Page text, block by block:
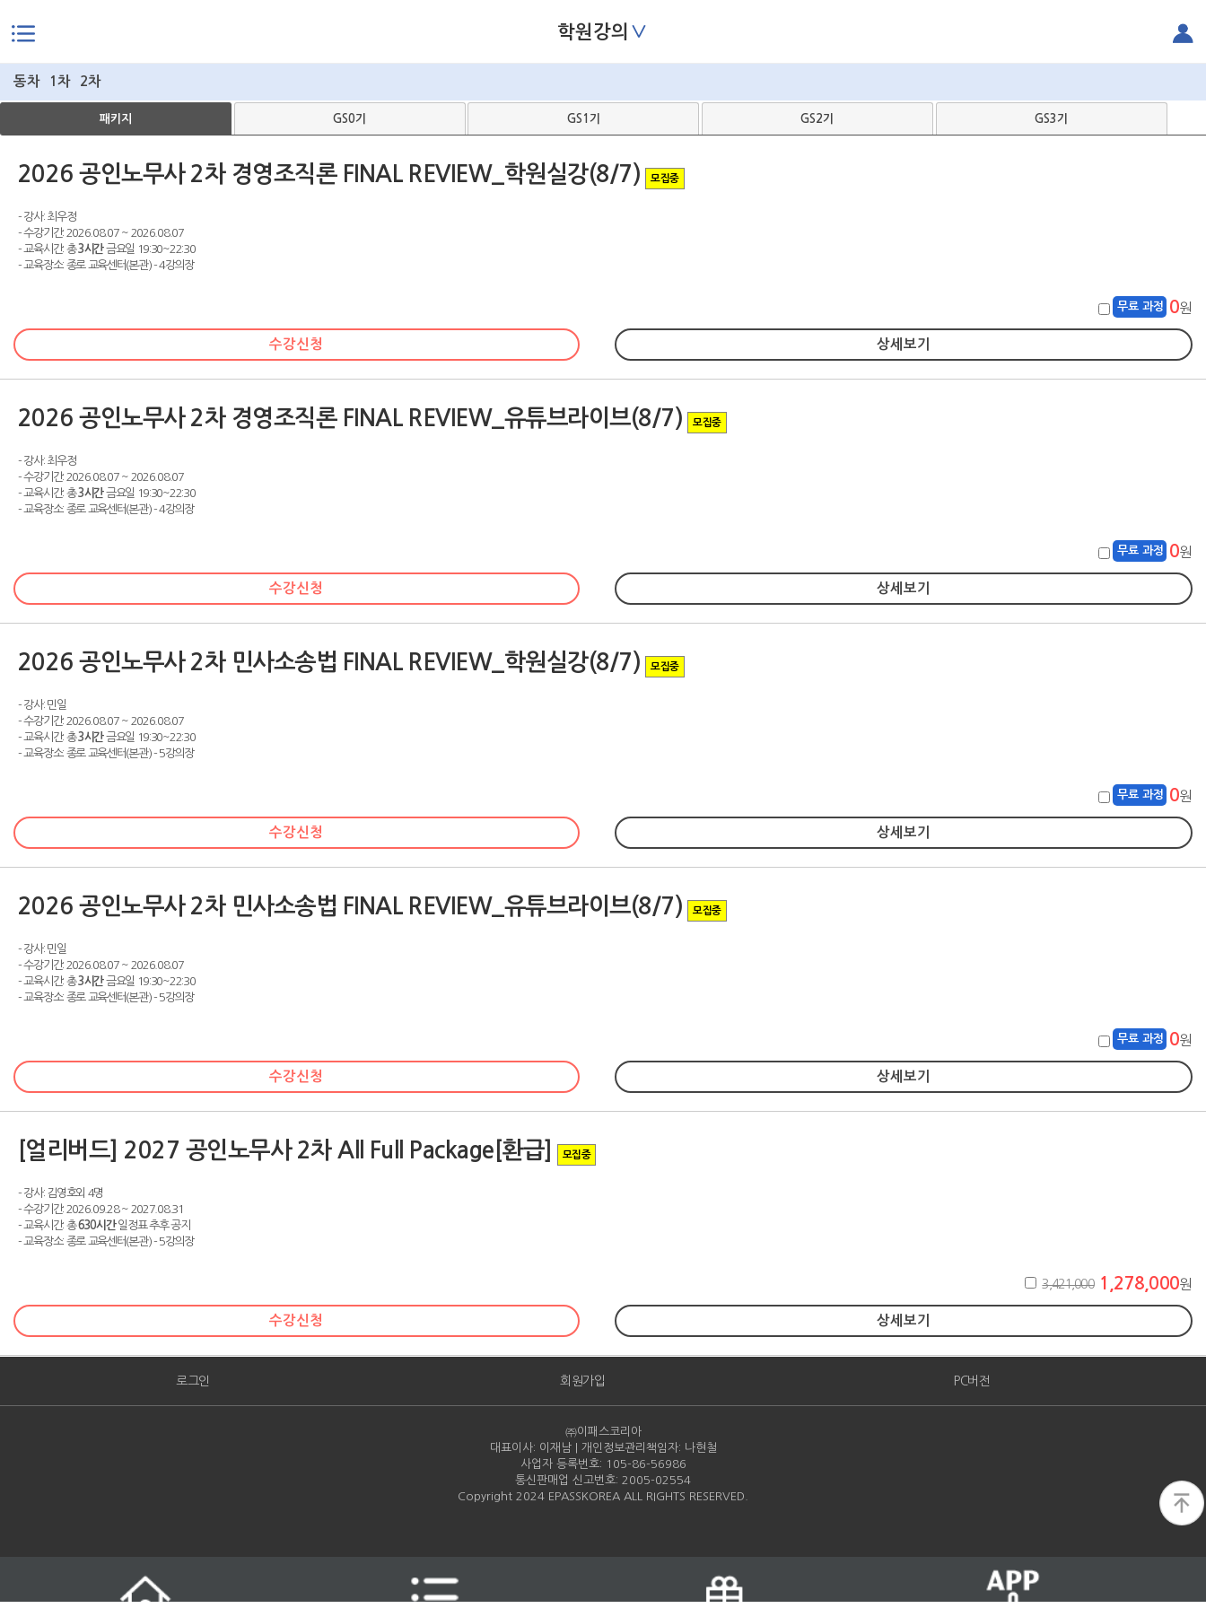
학원강의 ∨
동차 1차 2차
패키지 GS0기 GS1기 GS2기 GS3기
2026 공인노무사 2차 경영조직론 FINAL REVIEW_학원실강(8/7) 모집중
- 강사: 최우정
- 수강기간: 2026.08.07 ~ 2026.08.07
- 교육시간: 총3시간금요일 19:30~22:30
- 교육장소: 종로 교육센터(본관) - 4강의장
무료 과정 0원
수강신청 상세보기
2026 공인노무사 2차 경영조직론 FINAL REVIEW_유튜브라이브(8/7) 모집중
- 강사: 최우정
- 수강기간: 2026.08.07 ~ 2026.08.07
- 교육시간: 총3시간금요일 19:30~22:30
- 교육장소: 종로 교육센터(본관) - 4강의장
무료 과정 0원
수강신청 상세보기
2026 공인노무사 2차 민사소송법 FINAL REVIEW_학원실강(8/7) 모집중
- 강사: 민일
- 수강기간: 2026.08.07 ~ 2026.08.07
- 교육시간: 총3시간금요일 19:30~22:30
- 교육장소: 종로 교육센터(본관) - 5강의장
무료 과정 0원
수강신청 상세보기
2026 공인노무사 2차 민사소송법 FINAL REVIEW_유튜브라이브(8/7) 모집중
- 강사: 민일
- 수강기간: 2026.08.07 ~ 2026.08.07
- 교육시간: 총3시간금요일 19:30~22:30
- 교육장소: 종로 교육센터(본관) - 5강의장
무료 과정 0원
수강신청 상세보기
[얼리버드] 2027 공인노무사 2차 All Full Package[환급] 모집중
- 강사: 김영호외 4명
- 수강기간: 2026.09.28 ~ 2027.08.31
- 교육시간: 총630시간일정표 추후 공지
- 교육장소: 종로 교육센터(본관) - 5강의장
3,421,000 1,278,000원
수강신청 상세보기
로그인 회원가입 PC버전
㈜이패스코리아
대표이사: 이재남 | 개인정보관리책임자: 나현철
사업자 등록번호: 105-86-56986
통신판매업 신고번호: 2005-02554
Copyright 2024 EPASSKOREA ALL RIGHTS RESERVED.